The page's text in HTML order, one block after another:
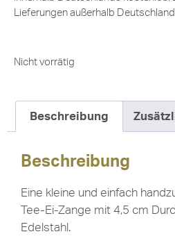
Lieferungen außerhalb
Nicht vorrätig
Beschreibung
Beschreibung
Eine kleine und einfach
Tee-Ei-Zange mit 4,5 cm
Edelstahl.